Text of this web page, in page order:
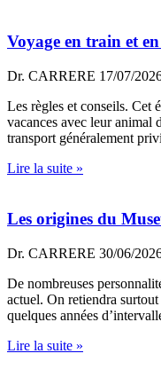
Voyage en train et
Dr. CARRERE 17/07/
Les règles et conseils. Cet
vacances avec leur animal
transport généralement
Lire la suite »
Les origines du
Dr. CARRERE 30/06/
De nombreuses
actuel. On retiendra
quelques années
Lire la suite »